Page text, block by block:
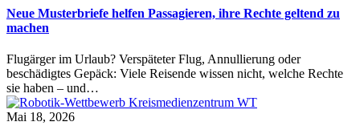
Neue Musterbriefe helfen Passagieren, ihre Rechte geltend zu
machen
Flugärger im Urlaub? Verspäteter Flug, Annullierung oder
beschädigtes Gepäck: Viele Reisende wissen nicht, welche Rechte
sie haben – und…
Mai 18, 2026